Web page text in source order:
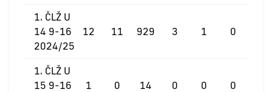
1. ČLŽ U
14 9-16
2024/25
12 11 929 3 1 0
1. ČLŽ U
15 9-16
1 0 14 0 0 0